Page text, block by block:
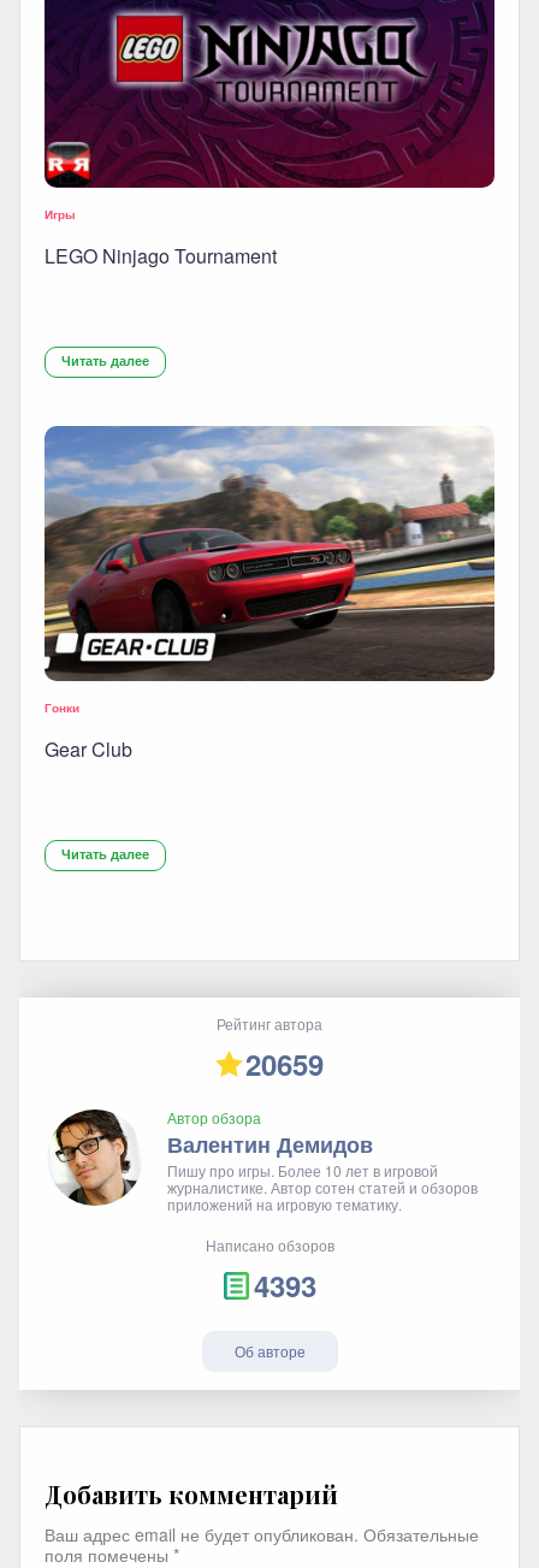
Игры
LEGO Ninjago Tournament
Читать далее
Гонки
Gear Club
Читать далее
Рейтинг автора
20659
Автор обзора
Валентин Демидов
Пишу про игры. Более 10 лет в игровой
журналистике. Автор сотен статей и обзоров
приложений на игровую тематику.
Написано обзоров
4393
Об авторе
Добавить комментарий
Ваш адрес email не будет опубликован. Обязательные
поля помечены *